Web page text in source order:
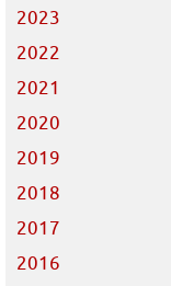
2023
2022
2021
2020
2019
2018
2017
2016